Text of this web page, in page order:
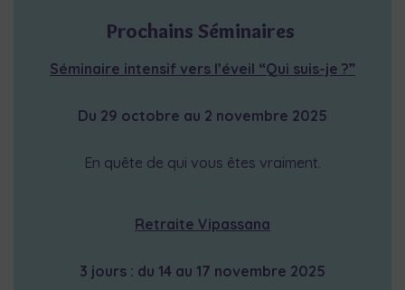
Prochains Séminaires
Séminaire intensif vers l’éveil “Qui suis-je ?”
Du 29 octobre au 2 novembre 2025
En quête de qui vous êtes vraiment.
Retraite Vipassana
3 jours : du 14 au 17 novembre 2025